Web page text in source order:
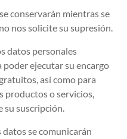
conservarán mientras se
nos solicite su supresión.
datos personales
ejecutar su encargo
así como para
productos o servicios,
su suscripción.
datos se comunicarán